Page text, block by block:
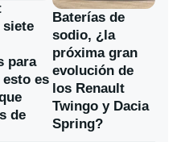
siete
para
esto es
de
Baterías de
sodio, ¿la
próxima gran
evolución de
los Renault
Twingo y Dacia
Spring?